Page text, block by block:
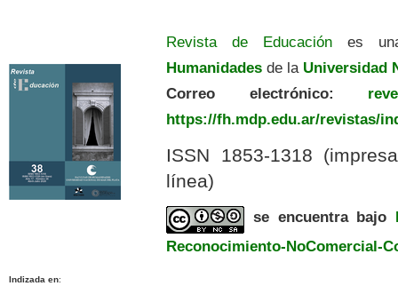
Revista de Educación es
Humanidades de la Universidad
Correo electrónico:
https://fh.mdp.edu.ar/revistas/
ISSN 1853-1318
línea)
se encuentra bajo
Reconocimiento-NoComercial-
Indizada en: